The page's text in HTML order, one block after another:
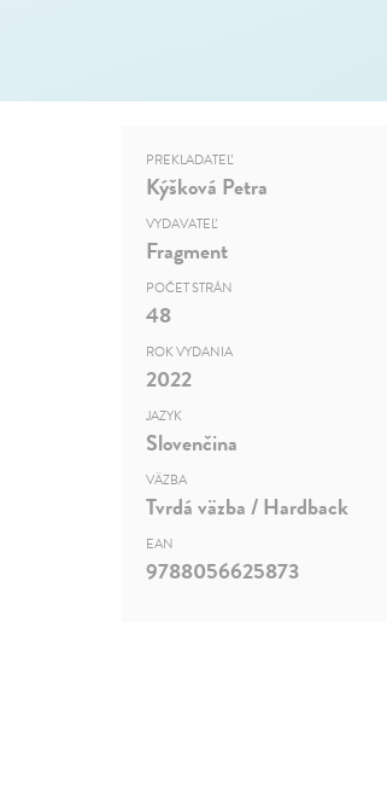
PREKLADATEĽ
Kýšková Petra
VYDAVATEĽ
Fragment
POČET STRÁN
48
ROK VYDANIA
2022
JAZYK
Slovenčina
VÄZBA
Tvrdá väzba / Hardback
EAN
9788056625873